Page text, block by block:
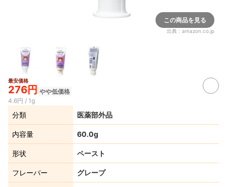
この商品を見る
出典： amazon.co.jp
最安価格
276円 やや低価格
4.6円 / 1g
分類 医薬部外品
内容量 60.0g
形状 ペースト
フレーバー グレープ